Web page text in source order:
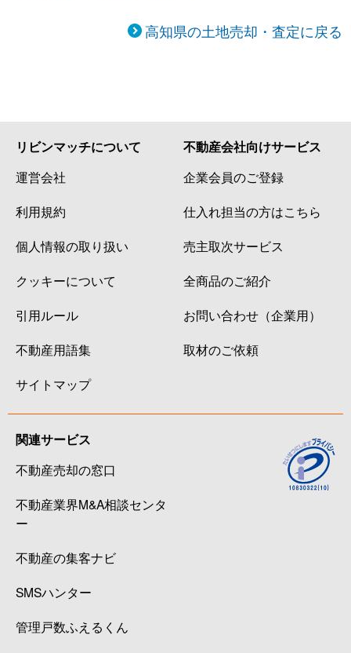
高知県の土地売却・査定に戻る
リビンマッチについて
運営会社
利用規約
個人情報の取り扱い
クッキーについて
引用ルール
不動産用語集
サイトマップ
不動産会社向けサービス
企業会員のご登録
仕入れ担当の方はこちら
売主取次サービス
全商品のご紹介
お問い合わせ（企業用）
取材のご依頼
関連サービス
不動産売却の窓口
不動産業界M&A相談センタ
ー
不動産の集客ナビ
SMSハンター
管理戸数ふえるくん